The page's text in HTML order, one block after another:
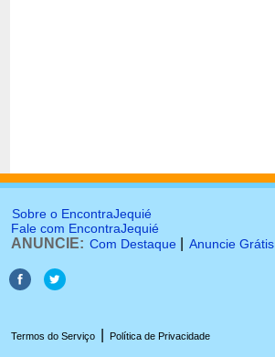
Sobre o EncontraJequié
Fale com EncontraJequié
ANUNCIE: Com Destaque Anuncie Grátis
Termos do Serviço Política de Privacidade